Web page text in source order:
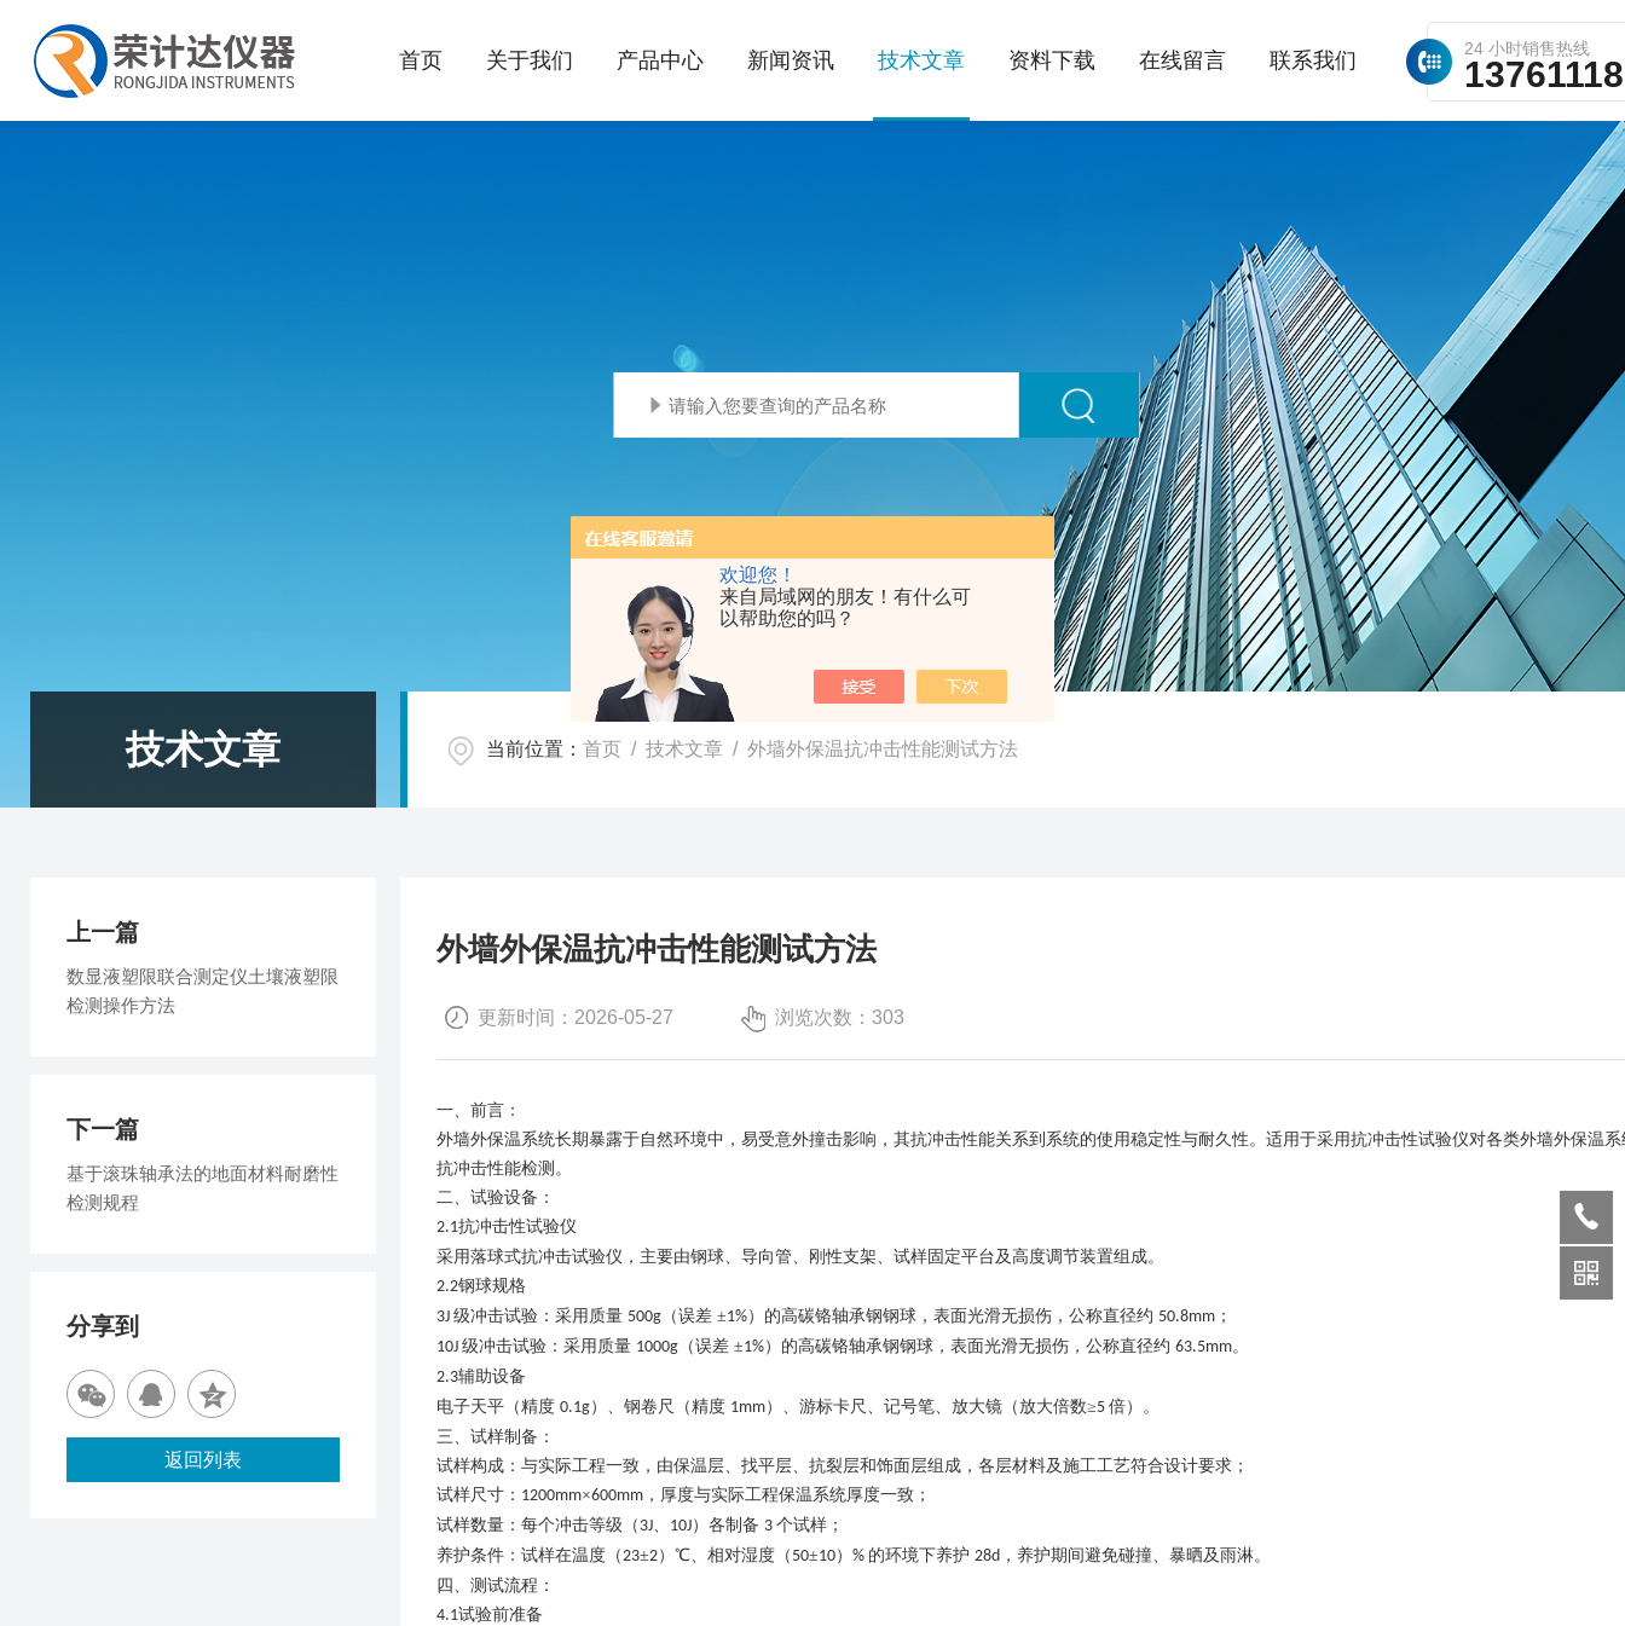
欢迎您！
来自局域网的朋友！有什么可
以帮助您的吗？
24 小时销售热线
首页 关于我们 产品中心 新闻资讯 技术文章 资料下载 在线留言 联系我们
技术文章 当前位置： 首页 / 技术文章 / 外墙外保温抗冲击性能测试方法
外墙外保温抗冲击性能测试方法
更新时间：2026-05-27 浏览次数：303
一、 前言 ：
外墙外保温系统长期暴露于自然环境中，易受意外撞击影响，其抗冲击性能关系到系统的使用稳定性与耐久性。适用于采用抗冲击性试验仪对各类外墙外保温
抗冲击性能检测。
二、 试验设备：
2.1抗冲击性试验仪
采用落球式抗冲击试验仪，主要由钢球、导向管、刚性支架、试样固定平台及高度调节装置组成。
2.2钢球规格
3J 级冲击试验：采用质量 500g （误差 ±1%）的高碳铬轴承钢钢球，表面光滑无损伤，公称直径约 50.8mm ；
10J 级冲击试验：采用质量 1000g （误差 ±1%）的高碳铬轴承钢钢球，表面光滑无损伤，公称直径约 63.5mm。
2.3辅助设备
电子天平（精度 0.1g）、钢卷尺（精度 1mm）、游标卡尺、记号笔、放大镜（放大倍数≥5 倍）。
三、试样制备 ：
试样构成：与实际工程一致，由保温层、找平层、抗裂层和饰面层组成，各层材料及施工工艺符合设计要求；
试样尺寸： 1200mm×600mm ，厚度与实际工程保温系统厚度一致；
试样数量：每个冲击等级（ 3J、 10J）各制备 3 个试样；
养护条件：试样在温度（23±2）℃、相对湿度（ 50±10） % 的环境下养护 28d ，养护期间避免碰撞、暴晒及雨淋。
四、测试流程 ：
4.1试验前准备
上一篇
数显液塑限联合测定仪土壤液塑限
检测操作方法
下一篇
基于滚珠轴承法的地面材料耐磨性
检测规程
分享到
返回列表